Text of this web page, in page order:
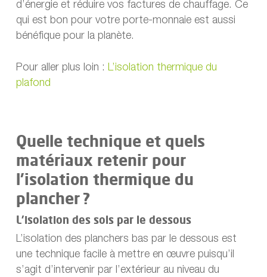
d’énergie et réduire vos factures de chauffage. Ce
qui est bon pour votre porte-monnaie est aussi
bénéfique pour la planète.
Pour aller plus loin : L’isolation thermique du
plafond
Quelle technique et quels
matériaux retenir pour
l’isolation thermique du
plancher ?
L’isolation des sols par le dessous
L’isolation des planchers bas par le dessous est
une technique facile à mettre en œuvre puisqu’il
s’agit d’intervenir par l’extérieur au niveau du